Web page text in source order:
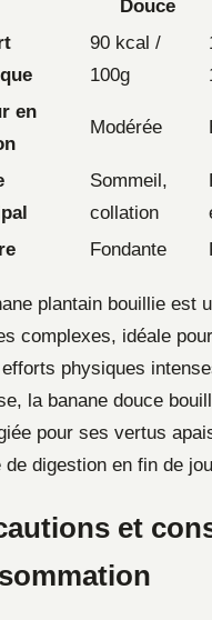
Douce
90 kcal /
100g
en
Modérée
Sommeil,
collation
Fondante
plantain bouillie est
complexes, idéale
physiques
la banane douce
pour ses vertus
de digestion en fin de
et